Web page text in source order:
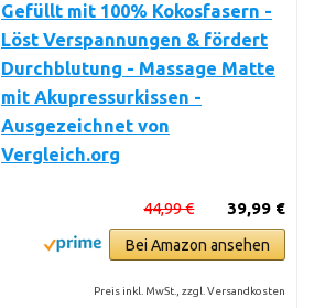
Gefüllt mit 100% Kokosfasern -
Löst Verspannungen & fördert
Durchblutung - Massage Matte
mit Akupressurkissen -
Ausgezeichnet von
Vergleich.org
39,99 €
44,99 €
Bei Amazon ansehen
Preis inkl. MwSt., zzgl. Versandkosten